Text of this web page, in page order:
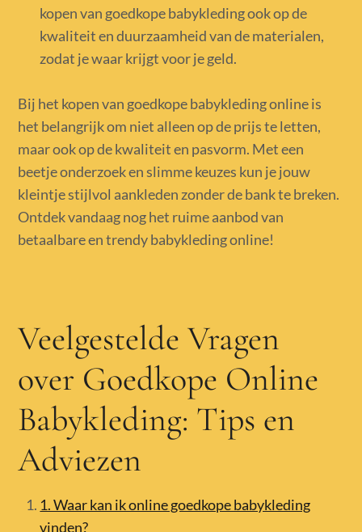
kopen van goedkope babykleding ook op de
kwaliteit en duurzaamheid van de materialen,
zodat je waar krijgt voor je geld.
Bij het kopen van goedkope babykleding online is
het belangrijk om niet alleen op de prijs te letten,
maar ook op de kwaliteit en pasvorm. Met een
beetje onderzoek en slimme keuzes kun je jouw
kleintje stijlvol aankleden zonder de bank te breken.
Ontdek vandaag nog het ruime aanbod van
betaalbare en trendy babykleding online!
Veelgestelde Vragen
over Goedkope Online
Babykleding: Tips en
Adviezen
1. Waar kan ik online goedkope babykleding
vinden?